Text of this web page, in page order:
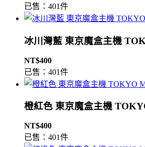
已售：401件
冰川灣藍 東京魔盒主機
NT$400
已售：401件
橙紅色 東京魔盒主機
NT$400
已售：401件